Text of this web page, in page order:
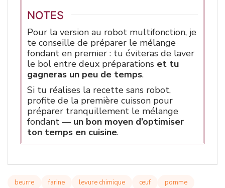
NOTES
Pour la version au robot multifonction, je
te conseille de préparer le mélange
fondant en premier : tu éviteras de laver
le bol entre deux préparations et tu
gagneras un peu de temps.
Si tu réalises la recette sans robot,
profite de la première cuisson pour
préparer tranquillement le mélange
fondant — un bon moyen d’optimiser
ton temps en cuisine.
beurre farine levure chimique œuf
pomme